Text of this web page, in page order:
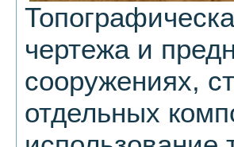
чертежа и
сооружениях,
отдельных